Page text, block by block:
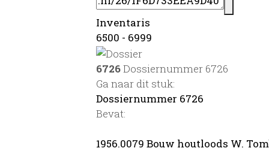
Inventaris
6500 - 6999
6726Dossiernummer 6726
Ga naar dit stuk:
Dossiernummer 6726
Bevat:
1956.0079 Bouw houtloods W.